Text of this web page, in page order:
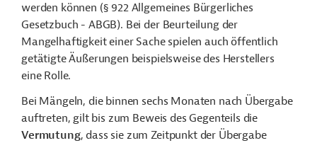
werden können (§ 922 Allgemeines Bürgerliches
Gesetzbuch - ABGB). Bei der Beurteilung der
Mangelhaftigkeit einer Sache spielen auch öffentlich
getätigte Äußerungen beispielsweise des Herstellers
eine Rolle.
Bei Mängeln, die binnen sechs Monaten nach Übergabe
auftreten, gilt bis zum Beweis des Gegenteils die
Vermutung, dass sie zum Zeitpunkt der Übergabe